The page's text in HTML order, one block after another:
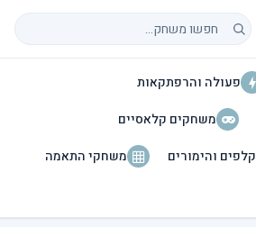
חיפוש משחקים
פעולה והרפתקאות
משחקים קלאסיים
קלפים והימורים
משחקי התאמה